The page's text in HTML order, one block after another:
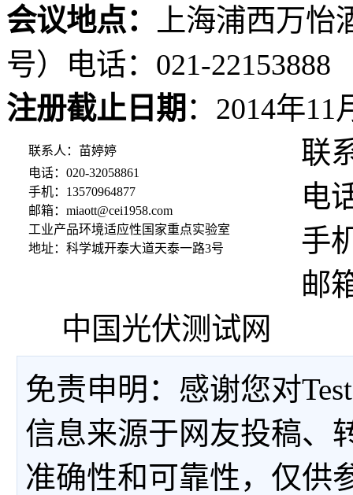
会议地点：
上海浦西万
号）电话：021-22153888
注册截止日期 ：2014年11
联系人：苗婷婷
电话：020-32058861
手机：13570964877
邮箱：miaott@cei1958.com
工业产品环境适应性国家重点实验室
地址：科学城开泰大道天泰一路3号
联
电话
手机
邮
中国光伏测试网
免责申明：感谢您对
信息来源于网友投稿、
准确性和可靠性，仅供